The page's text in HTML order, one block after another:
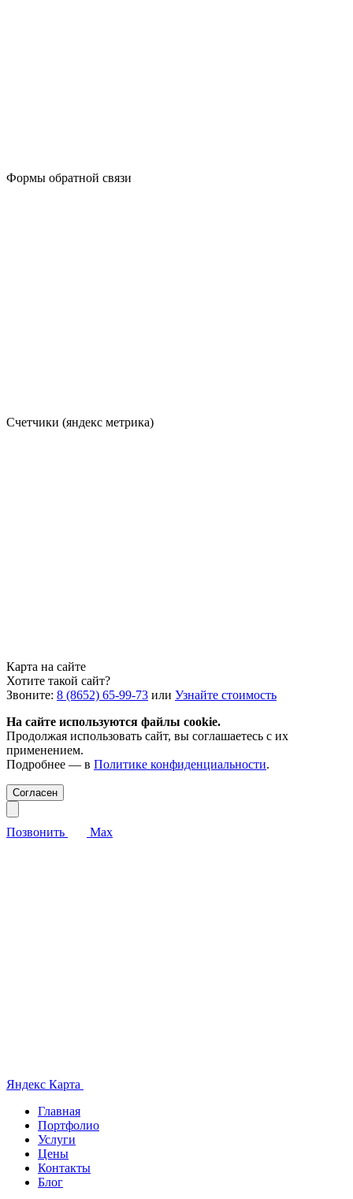
Формы обратной связи
Счетчики (яндекс метрика)
Карта на сайте
Хотите такой сайт?
Звоните: 8 (8652) 65-99-73 или Узнайте стоимость
На сайте используются файлы cookie.
Продолжая использовать сайт, вы соглашаетесь с их
применением.
Подробнее — в Политике конфиденциальности.
Согласен
Позвонить Max
Яндекс Карта
Главная
Портфолио
Услуги
Цены
Контакты
Блог